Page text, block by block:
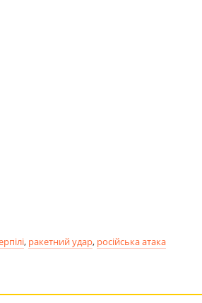
, ракетний удар, російська атака